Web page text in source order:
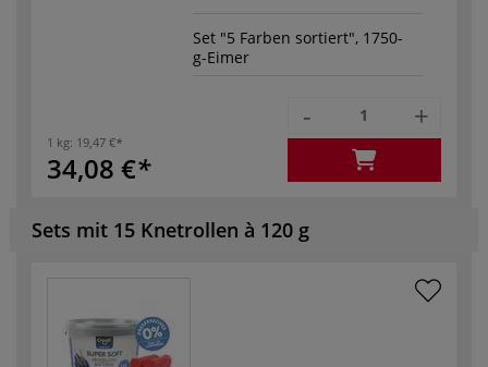
Set "5 Farben sortiert", 1750-
g-Eimer
1 kg: 19,47 €
34,08 €
- +
Sets mit 15 Knetrollen à 120 g